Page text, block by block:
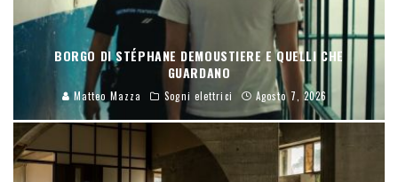
BORGO DI STÉPHANE DEMOUSTIERE E QUELLI CHE
GUARDANO
Matteo Mazza Sogni elettrici Agosto 7, 2026